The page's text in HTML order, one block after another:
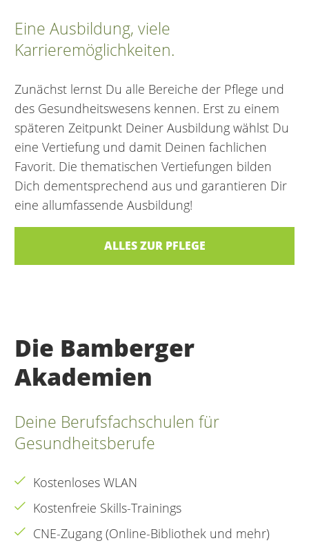
Eine Ausbildung, viele
Karrieremöglichkeiten.
Zunächst lernst Du alle Bereiche der Pflege und
des Gesundheitswesens kennen. Erst zu einem
späteren Zeitpunkt Deiner Ausbildung wählst Du
eine Vertiefung und damit Deinen fachlichen
Favorit. Die thematischen Vertiefungen bilden
Dich dementsprechend aus und garantieren Dir
eine allumfassende Ausbildung!
ALLES ZUR PFLEGE
Die Bamberger
Akademien
Deine Berufsfachschulen für
Gesundheitsberufe
Kostenloses WLAN
Kostenfreie Skills-Trainings
CNE-Zugang (Online-Bibliothek und mehr)